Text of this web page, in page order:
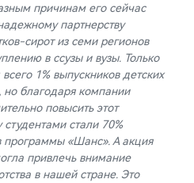
причинам его сейчас
партнерству
сирот из семи регионов
в ссузы и вузы. Только
1% выпускников детских
но благодаря компании
повысить этот
студентами стали 70%
программы «Шанс». А акция
привлечь внимание
в нашей стране. Это